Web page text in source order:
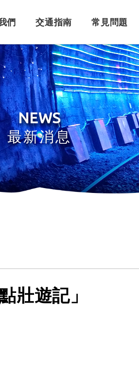
訂票系統
們
車體設計
交通指南 常見問題
搭乘問題
NEWS
最新消息
壯遊記」